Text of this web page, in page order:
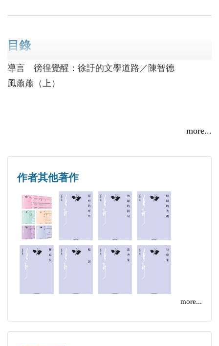
年初版）、《蛇衣集》（一九四八年初版）、《幻
年初版）、《兄弟》（一九四七年再版）、《母親的
肖像》（一九四七年再版）、《生與死》（一九四七
七年再版）、《舊神》（一九四七年再版）、《成人
浦江頭的夜月》（一九四八年再版）、《吉布賽的誘
惑》（一九四九再版）、《婚事》（一九四九年再
版）， 粗略統計從一九四六年至一九四九年這三年
間，徐訏在上海出版和再版的著作達三十多種，成果
可算豐盛。
《風蕭蕭》早於一九四三年在重慶《掃蕩報》連
載時已深受讀者歡迎，一九四六年首次結集成單行本
《和平日報》主筆。一九五○年移居香港，迄至一九
社」，及期刊《熱風》、《論語》、《幽默》、《筆
端》、《七藝》等；先後在香港中文大學前身各書院
及星加坡南洋大學執教，並任香港浸會學院中文系主
目錄
導言 徬徨覺醒：徐訏的文學道路／陳智德
風蕭蕭（上）
more...
作者其他著作
more...